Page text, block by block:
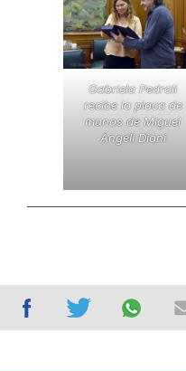
Gabriela Pedrali
recibe la placa de
manos de Miguel
Ángeli Diani